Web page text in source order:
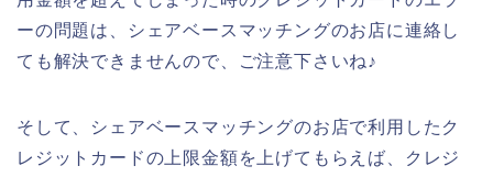
ーの問題は、シェアベースマッチングのお店に連絡し
ても解決できませんので、ご注意下さいね♪
そして、シェアベースマッチングのお店で利用したク
レジットカードの上限金額を上げてもらえば、クレジ